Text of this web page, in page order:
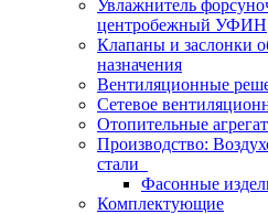
Увлажнитель
центробежный УФИН
Клапаны и заслонки
назначения
Вентиляционные
Сетевое
Отопительные
Производство:
стали
Фасонные
Комплектующие